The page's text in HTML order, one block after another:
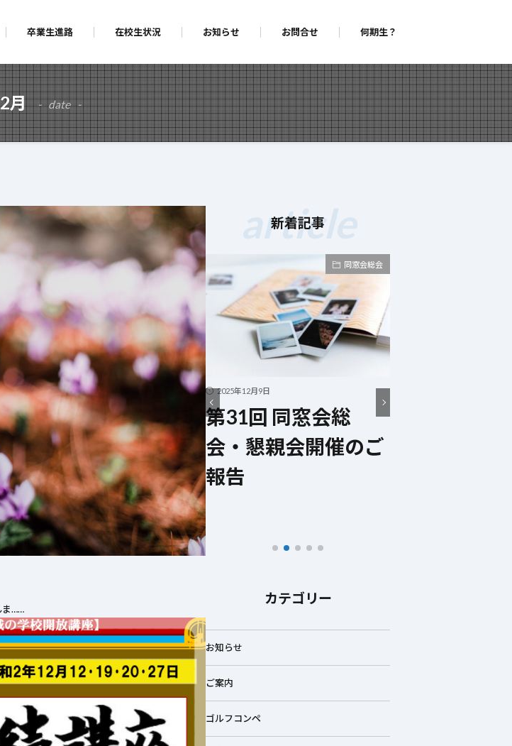
卒業生進路 在校生状況 お知らせ お問合せ 何期生？
月 date
ま……
新着記事
article
お知らせ
2026年6月22日
詐欺の予兆電話に対
する注意喚起
同窓会総会
2025年12月9日
第31回 同窓会総
会・懇親会開催のご
報告
カテゴリー
お知らせ
ご案内
ゴルフコンペ